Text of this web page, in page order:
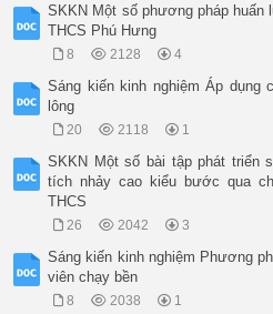
SKKN Một số phương pháp huấn
THCS Phú Hưng
8 2128 4
Sáng kiến kinh nghiệm Áp dụng
lông
20 2118 1
SKKN Một số bài tập phát triển
tích nhảy cao kiểu bước qua
THCS
26 2042 3
Sáng kiến kinh nghiệm Phương
viên chạy bền
8 2038 1